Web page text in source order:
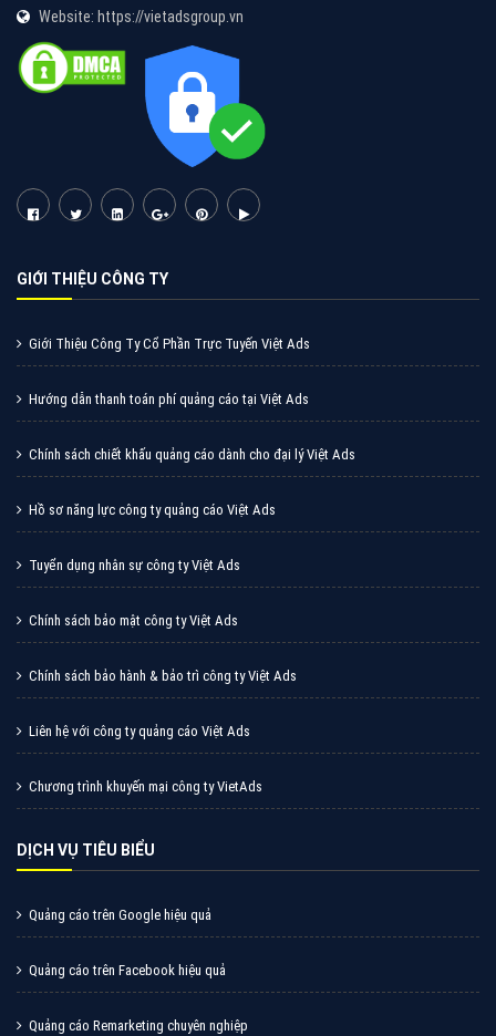
Website: https://vietadsgroup.vn
GIỚI THIỆU CÔNG TY
Giới Thiệu Công Ty Cổ Phần Trực Tuyến Việt Ads
Hướng dẫn thanh toán phí quảng cáo tại Việt Ads
Chính sách chiết khấu quảng cáo dành cho đại lý Việt Ads
Hồ sơ năng lực công ty quảng cáo Việt Ads
Tuyển dụng nhân sự công ty Việt Ads
Chính sách bảo mật công ty Việt Ads
Chính sách bảo hành & bảo trì công ty Việt Ads
Liên hệ với công ty quảng cáo Việt Ads
Chương trình khuyến mại công ty VietAds
DỊCH VỤ TIÊU BIỂU
Quảng cáo trên Google hiệu quả
Quảng cáo trên Facebook hiệu quả
Quảng cáo Remarketing chuyên nghiệp